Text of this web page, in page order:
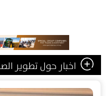
اخبار حول تطوير